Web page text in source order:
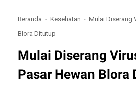
Beranda Kesehatan
Mulai Diserang
Blora Ditutup
Mulai Diserang
Pasar Hewan Blora